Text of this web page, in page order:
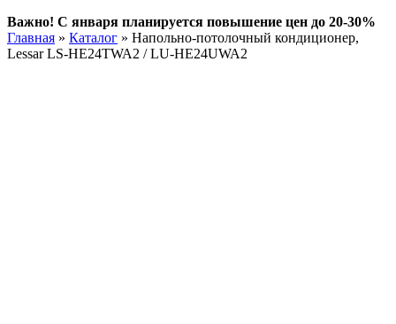
Важно! С января планируется повышение цен до 20-30%
Главная » Каталог » Напольно-потолочный кондиционер,
Lessar LS-HE24TWA2 / LU-HE24UWA2